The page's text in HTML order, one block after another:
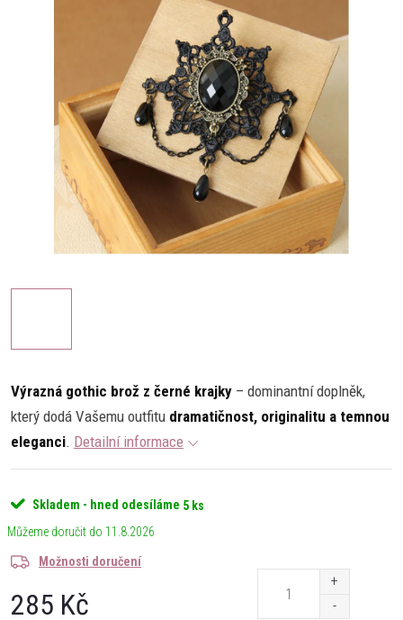
Výrazná gothic brož z černé krajky – dominantní doplněk,
který dodá Vašemu outfitu dramatičnost, originalitu a temnou
eleganci. Detailní informace
Skladem - hned odesíláme 5 ks
11.8.2026
Možnosti doručení
285 Kč